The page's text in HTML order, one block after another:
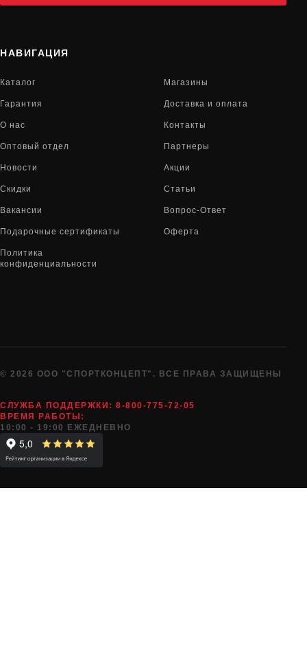
НАВИГАЦИЯ
Каталог Магазины
Гарантия Доставка и оплата
О нас Контакты
Оптовый отдел Партнеры
Новости Акции
Скидки Статьи
Вакансии Вопрос-Ответ
Подарочные сертификаты Оферта
Политика
конфиденциальности
© 2026 ООО "СПОРТКОНЦЕПТ". ВСЕ ПРАВА ЗАЩИЩЕНЫ
СЛУЖБА ПОДДЕРЖКИ: 8-800-775-72-05
ВРЕМЯ РАБОТЫ:
10:00 - 19:00 ЕЖЕДНЕВНО